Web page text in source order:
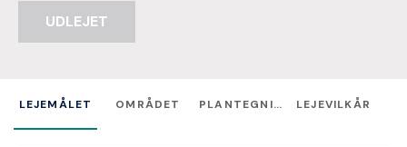
UDLEJET
LEJEMÅLET OMRÅDET PLANTEGNING LEJEVILKÅR